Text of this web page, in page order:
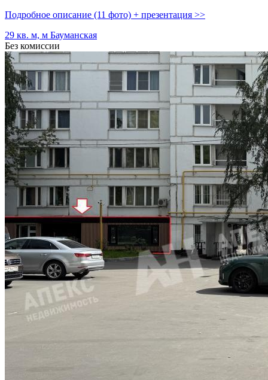
Подробное описание (11 фото) + презентация >>
29 кв. м, м Бауманская
Без комиссии